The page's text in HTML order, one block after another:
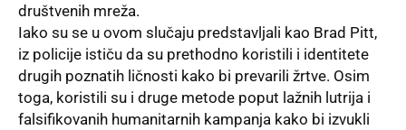
društvenih mreža.
Iako su se u ovom slučaju predstavljali kao Brad Pitt,
iz policije ističu da su prethodno koristili i identitete
drugih poznatih ličnosti kako bi prevarili žrtve. Osim
toga, koristili su i druge metode poput lažnih lutrija i
falsifikovanih humanitarnih kampanja kako bi izvukli